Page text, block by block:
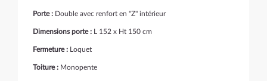
Porte : Double avec renfort en "Z" intérieur
Dimensions porte : L 152 x Ht 150 cm
Fermeture : Loquet
Toiture : Monopente